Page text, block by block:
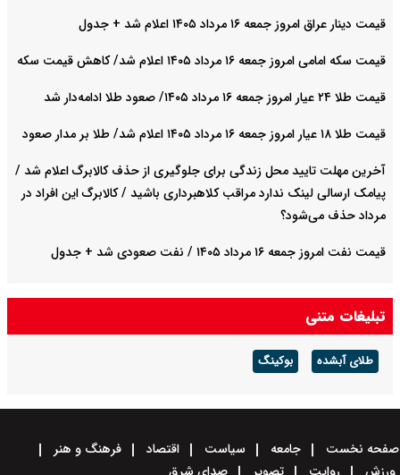
قیمت دینار عراق امروز جمعه ۱۶ مرداد ۱۴۰۵ اعلام شد + جدول
قیمت سکه امامی امروز جمعه ۱۶ مرداد ۱۴۰۵ اعلام شد/ کاهش قیمت سکه
قیمت طلا ۲۴ عیار امروز جمعه ۱۶ مرداد ۱۴۰۵/ صعود طلا ادامه‌دار شد
قیمت طلا ۱۸ عیار امروز جمعه ۱۶ مرداد ۱۴۰۵ اعلام شد/ طلا بر مدار صعود
آخرین مهلت تایید محل زندگی برای جلوگیری از حذف کالابرگ اعلام شد /
پیامک ارسالی لینک ندارد مراقب کلاهبرداری باشید / کالابرگ این افراد در
مرداد حذف می‌شود؟
قیمت نفت امروز جمعه ۱۶ مرداد ۱۴۰۵ / نفت صعودی شد + جدول
تبلیغات متنی
طلای آبشده بوکینگ
صفحه نخست جامعه سیاست اقتصاد
فرهنگ و هنر